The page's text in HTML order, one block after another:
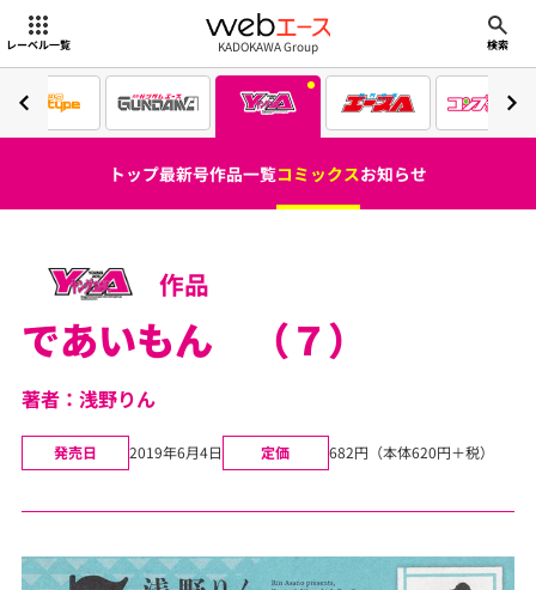
レーベル一覧 webエース
KADOKAWA Group 検索
トップ最新号作品一覧コミックスお知らせ
作品
であいもん （７）
著者：浅野りん
発売日 2019年6月4日 定価 682円（本体620円＋税）